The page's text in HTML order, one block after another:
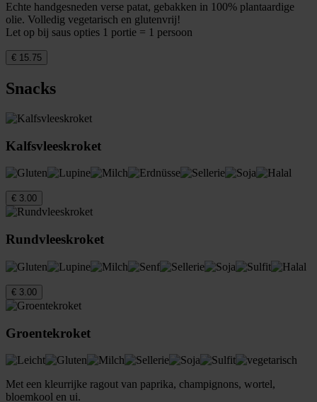
Echte handgesneden verse patat, gebakken in 100% plantaardige
olie. Volledig vegetarisch en glutenvrij!
Let op bij saus opties 1 portie = 1 persoon
€ 15.75
Snacks
Kalfsvleeskroket
€ 3.00
Rundvleeskroket
€ 3.00
Groentekroket
Met een kleurrijke ragout van paprika, champignons, wortel,
bloemkool en ui.